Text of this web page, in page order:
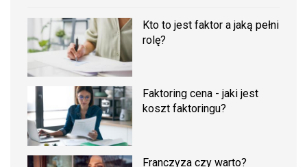
Kto to jest faktor a jaką pełni
rolę?
Faktoring cena - jaki jest
koszt faktoringu?
Franczyza czy warto?